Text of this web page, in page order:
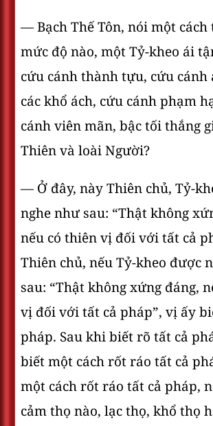
— Bạch Thế Tôn, nói một
mức độ nào, một Tỷ-kheo ái
cứu cánh thành tựu, cứu cánh
các khổ ách, cứu cánh phạm
cánh viên mãn, bậc tối thắng
Thiên và loài Người?
— Ở đây, này Thiên chủ, Tỷ-
nghe như sau: “Thật không
nếu có thiên vị đối với tất cả
Thiên chủ, nếu Tỷ-kheo được
sau: “Thật không xứng đáng,
vị đối với tất cả pháp”, vị ấy
pháp. Sau khi biết rõ tất cả
biết một cách rốt ráo tất cả
một cách rốt ráo tất cả pháp,
cảm thọ nào, lạc thọ, khổ thọ